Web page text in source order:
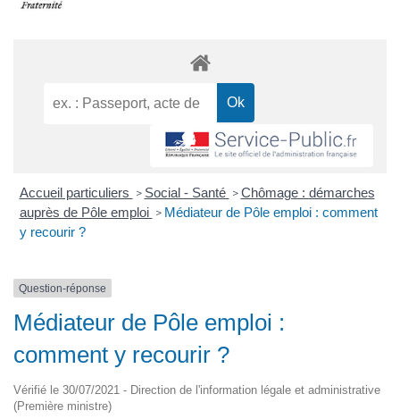
Accueil particuliers > Social - Santé > Chômage : démarches
auprès de Pôle emploi > Médiateur de Pôle emploi : comment
y recourir ?
Question-réponse
Médiateur de Pôle emploi :
comment y recourir ?
Vérifié le 30/07/2021 - Direction de l'information légale et administrative
(Première ministre)